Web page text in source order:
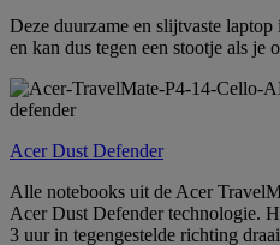
Deze duurzame en slijtvaste
en kan dus tegen een stootje als je
Acer Dust Defender
Alle notebooks uit de Acer
Acer Dust Defender technologie.
3 uur in tegengestelde richting